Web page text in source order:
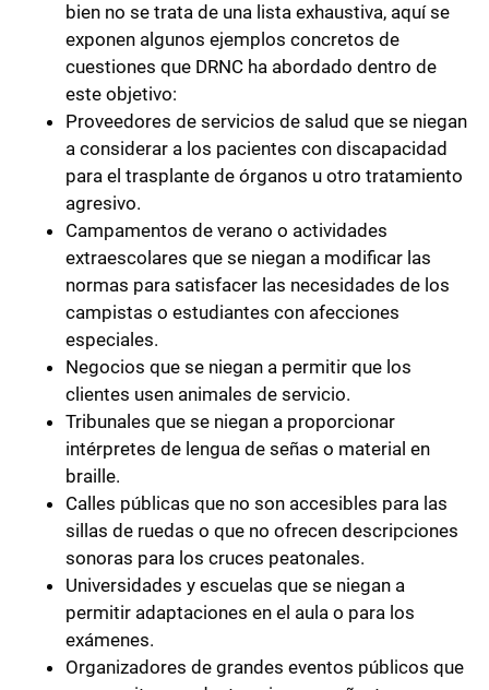
bien no se trata de una lista exhaustiva, aquí se
exponen algunos ejemplos concretos de
cuestiones que DRNC ha abordado dentro de
este objetivo:
Proveedores de servicios de salud que se niegan
a considerar a los pacientes con discapacidad
para el trasplante de órganos u otro tratamiento
agresivo.
Campamentos de verano o actividades
extraescolares que se niegan a modificar las
normas para satisfacer las necesidades de los
campistas o estudiantes con afecciones
especiales.
Negocios que se niegan a permitir que los
clientes usen animales de servicio.
Tribunales que se niegan a proporcionar
intérpretes de lengua de señas o material en
braille.
Calles públicas que no son accesibles para las
sillas de ruedas o que no ofrecen descripciones
sonoras para los cruces peatonales.
Universidades y escuelas que se niegan a
permitir adaptaciones en el aula o para los
exámenes.
Organizadores de grandes eventos públicos que